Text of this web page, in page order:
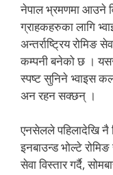
नेपाल भ्रमणमा आउने
ग्राहकहरुका लागि
अन्तर्राष्ट्रिय रोमिङ
कम्पनी बनेको छ ।
स्पष्ट सुनिने भ्वाइस
अन रहन सक्छन् ।
एनसेलले पहिलादेखि नै
इनबाउन्ड भोल्टे
सेवा विस्तार गर्दै,